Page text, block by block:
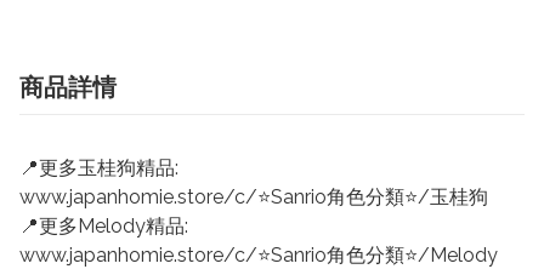
商品詳情
📍更多玉桂狗精品:
www.japanhomie.store/c/⭐Sanrio角色分類⭐/玉桂狗
📍更多Melody精品:
www.japanhomie.store/c/⭐Sanrio角色分類⭐/Melody